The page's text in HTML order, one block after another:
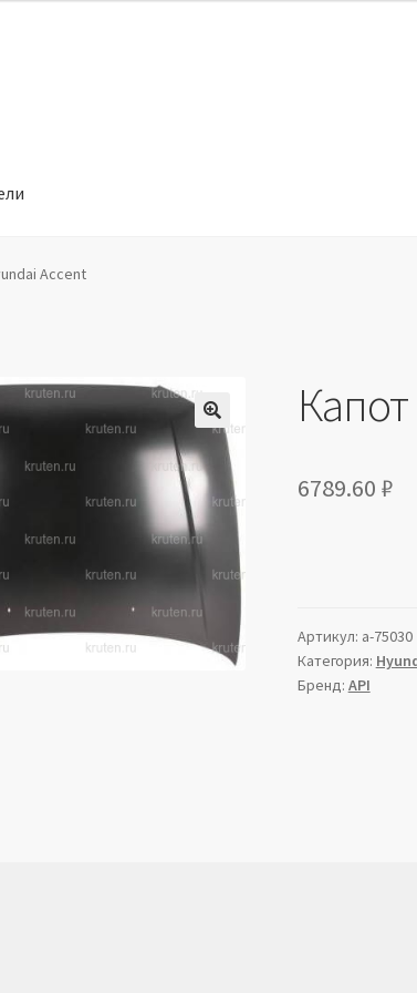
персональных данных
Accent
6789.60 ₽
Артикул: a-75030
Категория:
Бренд: API